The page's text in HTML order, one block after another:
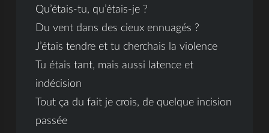
Qu’étais-tu, qu’étais-je ?
Du vent dans des cieux ennuagés ?
J’étais tendre et tu cherchais la violence
Tu étais tant, mais aussi latence et
indécision
Tout ça du fait je crois, de quelque incision
passée